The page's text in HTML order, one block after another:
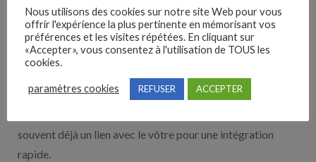
Nos solutions entreprises
Découvrez nos partenaires ! Moteurs de recherches,
multidiffuseurs, sites payant… nombreux sont nos
souvent déjà un lien avec le vôtre pour une intégration
rapide.
Nous utilisons des cookies sur notre site Web pour vous
offrir l'expérience la plus pertinente en mémorisant vos
préférences et les visites répétées. En cliquant sur
«Accepter», vous consentez à l'utilisation de TOUS les
cookies.
paramètres cookies REFUSER ACCEPTER